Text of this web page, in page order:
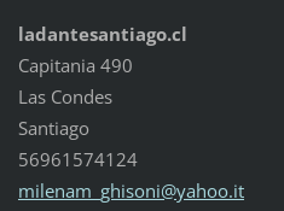
ladantesantiago.cl
Capitania 490
Las Condes
Santiago
56961574124
milenam_ ghisoni@yahoo.it